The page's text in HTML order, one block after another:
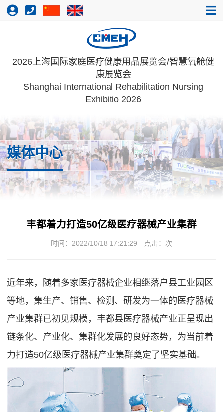
2026上海国际家庭医疗健康用品展览会/智慧氧舱健
康展览会
Shanghai International Rehabilitation Nursing
Exhibitio 2026
媒体中心
丰都着力打造50亿级医疗器械产业集群
时间：2022/10/18 17:21:29 点击： 次
近年来，随着多家医疗器械企业相继落户县工业园区
等地，集生产、销售、检测、研发为一体的医疗器械
产业集群已初见规模，丰都县医疗器械产业正呈现出
链条化、产业化、集群化发展的良好态势，为当前着
力打造50亿级医疗器械产业集群奠定了坚实基础。